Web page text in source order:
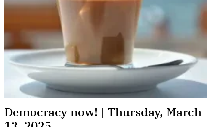
Democracy now! | Thursday, March